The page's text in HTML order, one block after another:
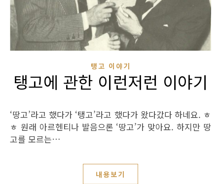
탱고 이야기
탱고에 관한 이런저런 이야기
‘땅고’라고 했다가 ‘탱고’라고 했다가 왔다갔다 하네요. ㅎ
ㅎ 원래 아르헨티나 발음으론 ‘땅고’가 맞아요. 하지만 땅
고를 모르는…
내용보기